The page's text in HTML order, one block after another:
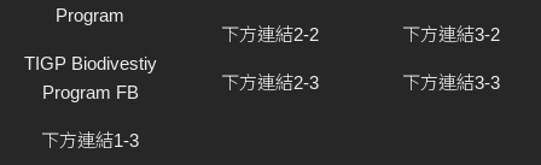
Program
TIGP Biodivestiy
Program FB
下方連結1-3
下方連結2-2
下方連結2-3
下方連結3-2
下方連結3-3